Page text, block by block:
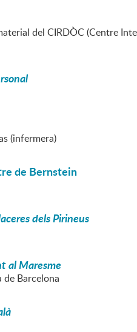
del CIRDÒC (Centre
(infermera)
de Bernstein
dels Pirineus
al Maresme
Barcelona